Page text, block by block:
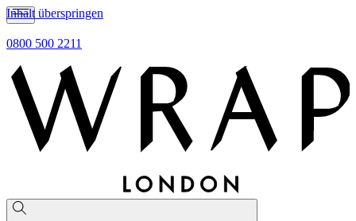
Inhalt überspringen
0800 500 2211